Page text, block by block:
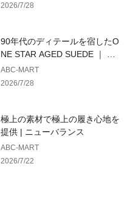
2026/7/28
90年代のディテールを宿したO
NE STAR AGED SUEDE ｜ コ
ンバース
ABC-MART
2026/7/28
極上の素材で極上の履き心地を
提供 | ニューバランス
ABC-MART
2026/7/22